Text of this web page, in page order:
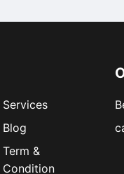
Services
Blog
Term &
Condition